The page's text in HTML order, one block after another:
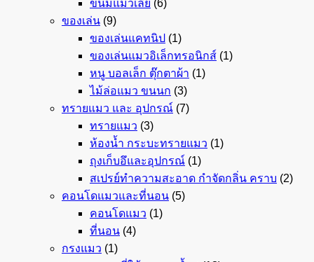
ขนมแมวเลีย (6)
ของเล่น (9)
ของเล่นแคทนิป (1)
ของเล่นแมวอิเล็กทรอนิกส์ (1)
หนู บอลเล็ก ตุ๊กตาผ้า (1)
ไม้ล่อแมว ขนนก (3)
ทรายแมว และ อุปกรณ์ (7)
ทรายแมว (3)
ห้องน้ำ กระบะทรายแมว (1)
ถุงเก็บอึและอุปกรณ์ (1)
สเปรย์ทำความสะอาด กำจัดกลิ่น คราบ (2)
คอนโดแมวและที่นอน (5)
คอนโดแมว (1)
ที่นอน (4)
กรงแมว (1)